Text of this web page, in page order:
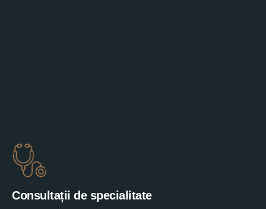
Consultații de specialitate